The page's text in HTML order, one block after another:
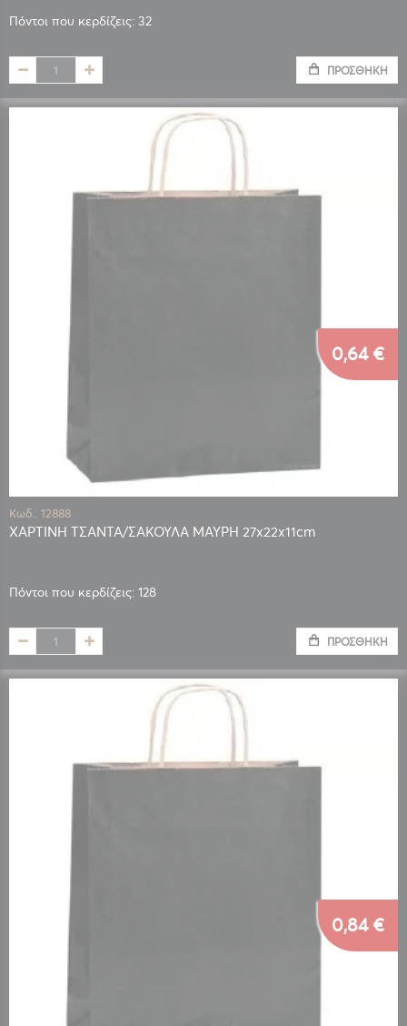
Πόντοι που κερδίζεις: 32
ΠΡΟΣΘΉΚΗ
Κωδ.: 12888
ΧΑΡΤΙΝΗ ΤΣΑΝΤΑ/ΣΑΚΟΥΛΑ ΜΑΥΡΗ 27x22x11cm
Πόντοι που κερδίζεις: 128
0,64 €
ΠΡΟΣΘΉΚΗ
0,84 €